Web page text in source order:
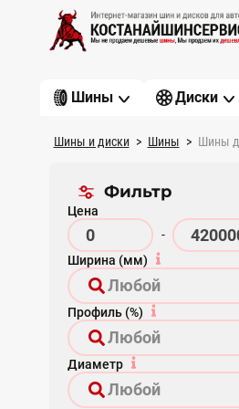
Шины Диски
Шины и диски Шины Шины
Фильтр
Цена
-
Ширина (мм)
Профиль (%)
Диаметр